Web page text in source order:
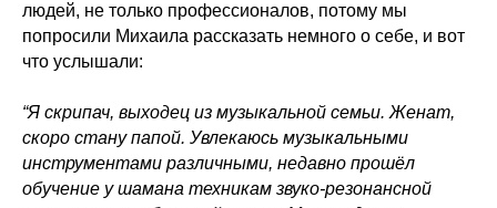
людей, не только профессионалов, потому мы
попросили Михаила рассказать немного о себе, и вот
что услышали:
“Я скрипач, выходец из музыкальной семьи. Женат,
скоро стану папой. Увлекаюсь музыкальными
инструментами различными, недавно прошёл
обучение у шамана техникам звуко-резонансной